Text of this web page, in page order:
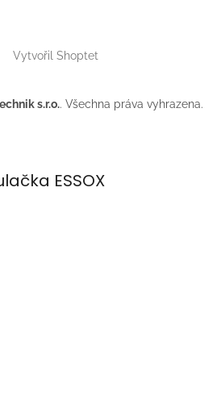
Vytvořil Shoptet
s.r.o.. Všechna práva vyhrazena.
ESSOX